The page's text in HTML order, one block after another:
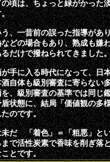
頃は、ちょっと緑がかった
。
、一昔前の誤った指導があ
どの場合もあり、熟成も嫌
だけで撥ねられてきました
手に入る時代になって、日
自体も級別審査に寄らない
、級別審査の基準では同じ
状態に、結局「価値観の多
のです。
だ 「着色」＝「粗悪」と
で活性炭素で香味を削ぎ落
とです。